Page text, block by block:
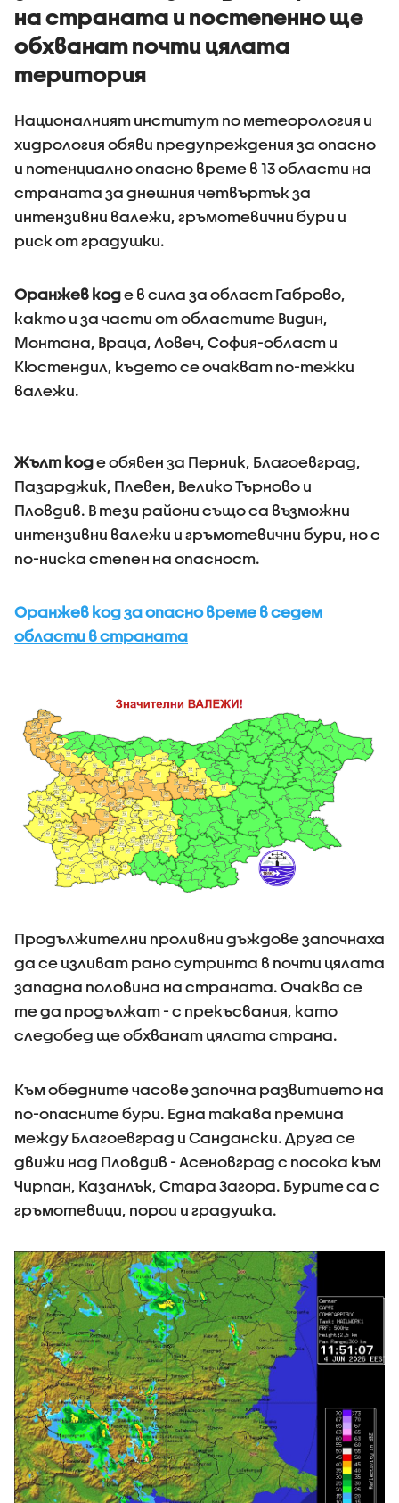
на страната и постепенно ще
обхванат почти цялата
територия
Националният институт по метеорология и
хидрология обяви предупреждения за опасно
и потенциално опасно време в 13 области на
страната за днешния четвъртък за
интензивни валежи, гръмотевични бури и
риск от градушки.
Оранжев коде в сила за област Габрово,
както и за части от областите Видин,
Монтана, Враца, Ловеч, София-област и
Кюстендил, където се очакват по-тежки
валежи.
Жълт коде обявен за Перник, Благоевград,
Пазарджик, Плевен, Велико Търново и
Пловдив. В тези райони също са възможни
интензивни валежи и гръмотевични бури, но с
по-ниска степен на опасност.
Оранжев код за опасно време в седем
области в страната
Продължителни проливни дъждове започнаха
да се изливат рано сутринта в почти цялата
западна половина на страната. Очаква се
те да продължат - с прекъсвания, като
следобед ще обхванат цялата страна.
Към обедните часове започна развитието на
по-опасните бури. Една такава премина
между Благоевград и Сандански. Друга се
движи над Пловдив - Асеновград с посока към
Чирпан, Казанлък, Стара Загора. Бурите са с
гръмотевици, порои и градушка.